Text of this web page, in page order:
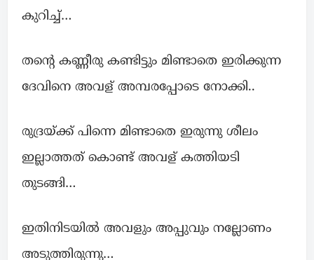
കുറിച്ച്…
തന്റെ കണ്ണീരു കണ്ടിട്ടും മിണ്ടാതെ ഇരിക്കുന്ന
ദേവിനെ അവള് അമ്പരപ്പോടെ നോക്കി..
രുദ്രയ്ക്ക് പിന്നെ മിണ്ടാതെ ഇരുന്നു ശീലം
ഇല്ലാത്തത് കൊണ്ട്‌ അവള് കത്തിയടി
തുടങ്ങി…
ഇതിനിടയിൽ അവളും അപ്പുവും നല്ലോണം
അടുത്തിരുന്നു…